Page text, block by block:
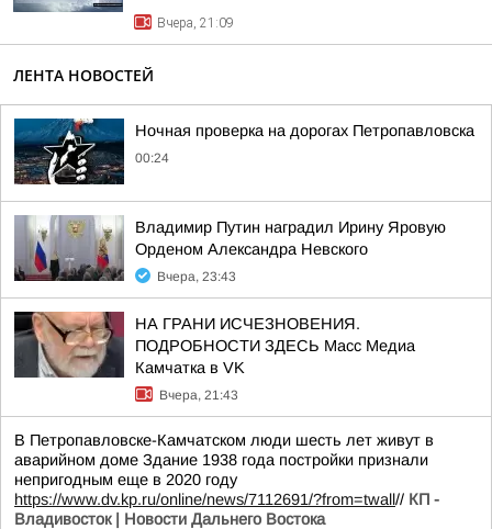
Вчера, 21:09
ЛЕНТА НОВОСТЕЙ
Ночная проверка на дорогах Петропавловска
00:24
Владимир Путин наградил Ирину Яровую
Орденом Александра Невского
Вчера, 23:43
НА ГРАНИ ИСЧЕЗНОВЕНИЯ.
ПОДРОБНОСТИ ЗДЕСЬ Масс Медиа
Камчатка в VK
Вчера, 21:43
В Петропавловске-Камчатском люди шесть лет живут в
аварийном доме Здание 1938 года постройки признали
непригодным еще в 2020 году
https://www.dv.kp.ru/online/news/7112691/?from=twall// КП -
Владивосток | Новости Дальнего Востока